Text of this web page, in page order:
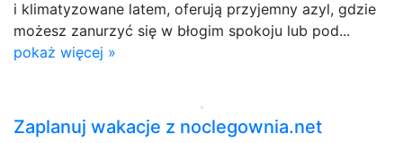
i klimatyzowane latem, oferują przyjemny azyl, gdzie
możesz zanurzyć się w błogim spokoju lub pod...
pokaż więcej »
Zaplanuj wakacje z noclegownia.net